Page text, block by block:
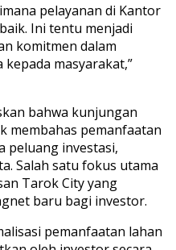
pelayanan di Kantor
Ini tentu menjadi
komitmen dalam
masyarakat,”
bahwa kunjungan
membahas pemanfaatan
peluang investasi,
Salah satu fokus utama
Tarok City yang
baru bagi investor.
pemanfaatan lahan